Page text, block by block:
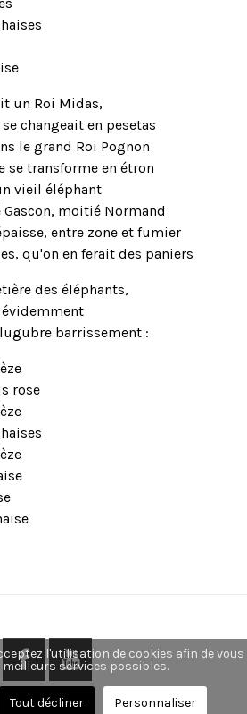
un Roi Midas,
changeait en pesetas
le grand Roi Pognon
se transforme en étron
vieil éléphant
moitié Normand
entre zone et fumier
qu'on en ferait des paniers
des éléphants,
barrissement :
rose
l'utilisation de cookies afin de vous
services possibles.
Tout décliner Personnaliser